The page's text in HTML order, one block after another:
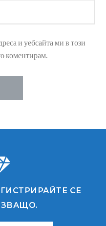
и уебсайта ми в този
коментирам.
СЕ